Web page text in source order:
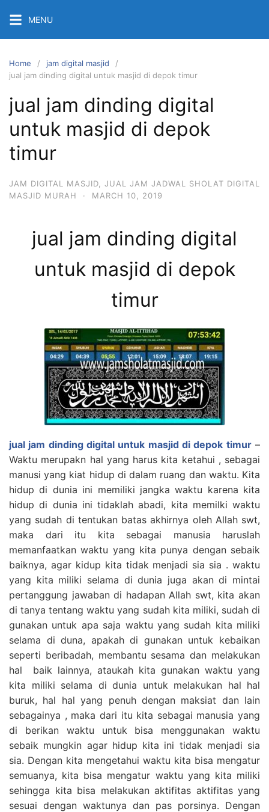
content
MENU
Home
jam digital masjid
jual jam dinding digital untuk masjid di depok timur
jual jam dinding digital
untuk masjid di depok
timur
JAM DIGITAL MASJID
JUAL JAM JADWAL SHOLAT DIGITAL
MASJID MURAH
· MARCH 10, 2019
jual jam dinding digital
untuk masjid di depok
timur
jual jam dinding digital untuk masjid di depok timur–
Waktu merupakn hal yang harus kita ketahui , sebagai
manusi yang kiat hidup di dalam ruang dan waktu. Kita
hidup di dunia ini memiliki jangka waktu karena kita
hidup di dunia ini tidaklah abadi, kita memilki waktu
yang sudah di tentukan batas akhirnya oleh Allah swt,
maka dari itu kita sebagai manusia haruslah
memanfaatkan waktu yang kita punya dengan sebaik
baiknya, agar kidup kita tidak menjadi sia sia . waktu
yang kita miliki selama di dunia juga akan di mintai
pertanggung jawaban di hadapan Allah swt, kita akan
di tanya tentang waktu yang sudah kita miliki, sudah di
gunakan untuk apa saja waktu yang sudah kita miliki
selama di duna, apakah di gunakan untuk kebaikan
seperti beribadah, membantu sesama dan melakukan
hal baik lainnya, ataukah kita gunakan waktu yang
kita miliki selama di dunia untuk melakukan hal hal
buruk, hal hal yang penuh dengan maksiat dan lain
sebagainya , maka dari itu kita sebagai manusia yang
di berikan waktu untuk bisa menggunakan waktu
sebaik mungkin agar hidup kita ini tidak menjadi sia
sia. Dengan kita mengetahui waktu kita bisa mengatur
semuanya, kita bisa mengatur waktu yang kita miliki
sehingga kita bisa melakukan aktifitas aktifitas yang
sesuai dengan waktunya dan pas porsinya. Dengan